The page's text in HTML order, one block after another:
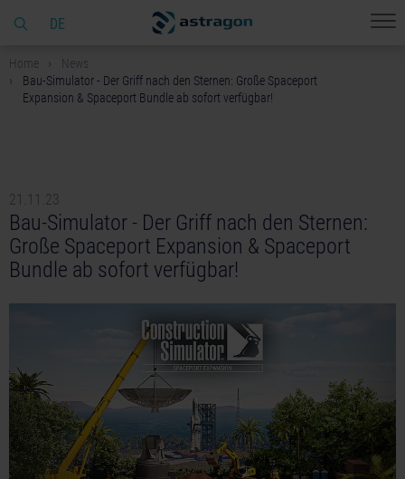
DE
Home
News
Bau-Simulator - Der Griff nach den Sternen: Große Spaceport
Expansion & Spaceport Bundle ab sofort verfügbar!
21.11.23
Bau-Simulator - Der Griff nach den Sternen:
Große Spaceport Expansion & Spaceport
Bundle ab sofort verfügbar!